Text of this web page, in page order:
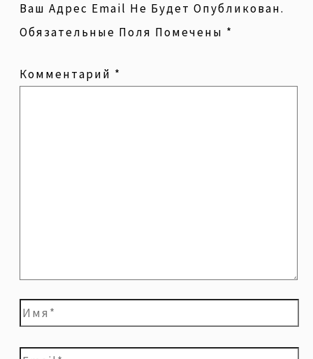
Ваш Адрес Email Не Будет Опубликован.
Обязательные Поля Помечены *
Комментарий *